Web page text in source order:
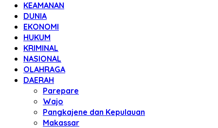
KEAMANAN
DUNIA
EKONOMI
HUKUM
KRIMINAL
NASIONAL
OLAHRAGA
DAERAH
Parepare
Wajo
Pangkajene dan Kepulauan
Makassar